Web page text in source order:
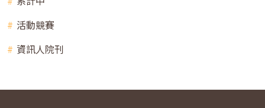
活動競賽
資訊人院刊